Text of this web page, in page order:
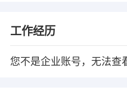
工作经历
您不是企业账号，无法查